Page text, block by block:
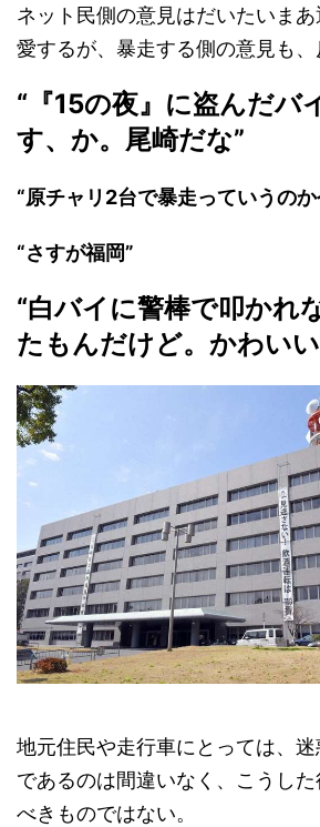
ネット民側の意見はだいたいま
愛するが、暴走する側の意見も、
“『15の夜』に盗んだバ
す、か。尾崎だな”
“原チャリ2台で暴走っていうのか
“さすが福岡”
“白バイに警棒で叩かれ
たもんだけど。かわい
地元住民や走行車にとっては、
であるのは間違いなく、こうし
べきものではない。